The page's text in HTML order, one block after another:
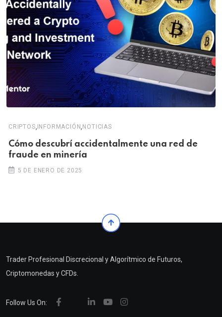
CRIPTOS, INFORMACIÓN, NOTICIAS
Cómo descubrí accidentalmente una red de
fraude en minería
5 DE ENERO DE 2025
Trader Profesional Discrecional y Algorítmico de Futuros,
Criptomonedas y CFDs.
Follow Us On: